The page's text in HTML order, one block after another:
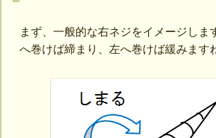
まず、一般的な右ネジをイメージしま
へ巻けば締まり、左へ巻けば緩みます